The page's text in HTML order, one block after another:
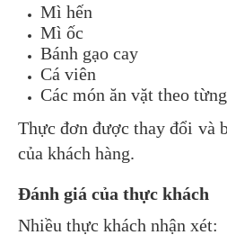
Mì hến
Mì ốc
Bánh gạo cay
Cá viên
Các món ăn vặt theo
Thực đơn được thay đổi và
của khách hàng.
Đánh giá của thực khách
Nhiều thực khách nhận xét: